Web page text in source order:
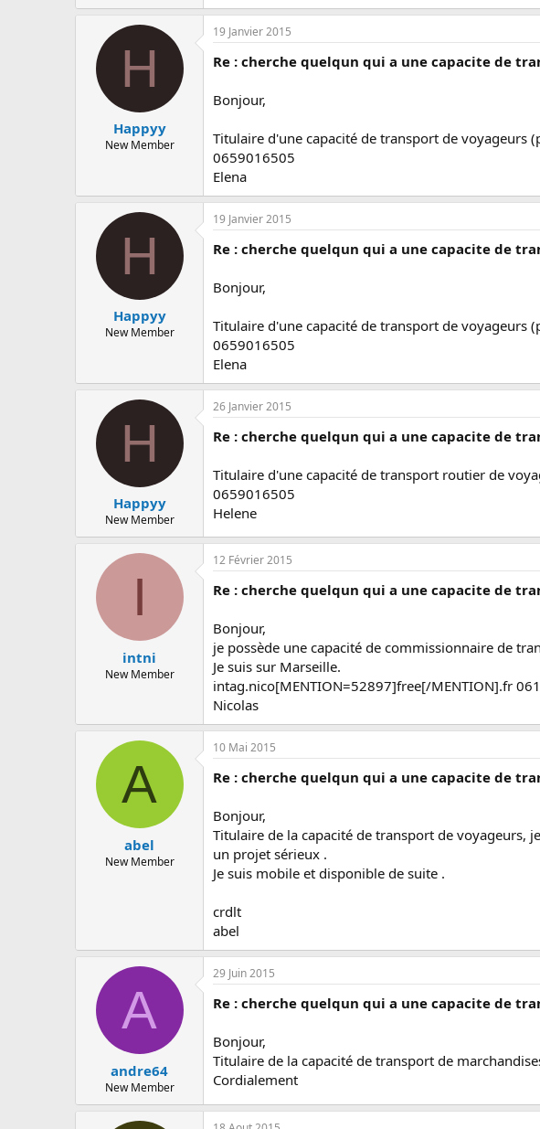
H
Happyy
New Member
19 Janvier 2015
Re : cherche quelqun qui a une capacite de
Bonjour,
Titulaire d'une capacité de transport de voyageurs
0659016505
Elena
H
Happyy
New Member
19 Janvier 2015
Re : cherche quelqun qui a une capacite de
Bonjour,
Titulaire d'une capacité de transport de voyageurs
0659016505
Elena
H
Happyy
New Member
26 Janvier 2015
Re : cherche quelqun qui a une capacite de
Titulaire d'une capacité de transport routier de
0659016505
Helene
I
intni
New Member
12 Février 2015
Re : cherche quelqun qui a une capacite de
Bonjour,
je possède une capacité de commissionnaire de
Je suis sur Marseille.
intag.nico[MENTION=52897]free[/MENTION].fr
Nicolas
A
abel
New Member
10 Mai 2015
Re : cherche quelqun qui a une capacite de
Bonjour,
Titulaire de la capacité de transport de voyageurs,
un projet sérieux .
Je suis mobile et disponible de suite .
crdlt
abel
A
andre64
New Member
29 Juin 2015
Re : cherche quelqun qui a une capacite de
Bonjour,
Titulaire de la capacité de transport de
Cordialement